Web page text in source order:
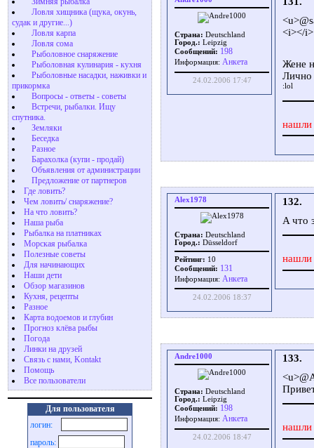
Ловля хищника (щука, окунь,
судак и другие...)
Ловля карпа
Ловля сома
Рыболовное снаряжение
Рыболовная кулинария - кухня
Рыболовные насадки, наживки и
прикормка
Вопросы - ответы - советы
Встречи, рыбалки. Ищу
спутника.
Земляки
Беседка
Разное
Барахолка (купи - продай)
Объявления от администрации
Предложение от партнеров
Где ловить?
Чем ловить/ снаряжение?
На что ловить?
Наша рыба
Рыбалка на платниках
Морская рыбалка
Полезные советы
Для начинающих
Наши дети
Обзор магазинов
Кухня, рецепты
Разное
Карта водоемов и глубин
Прогноз клёва рыбы
Погода
Линки на друзей
Связь с нами, Kontakt
Помощь
Все пользователи
Для пользователя
логин:
пароль:
Страна: Deutschland
Город.: Leipzig
Сообщений: 198
Информация: Aнкета
24.02.2006 17:47
<i></i>
Жене
Лично
нашли
Alex1978
Страна: Deutschland
Город.: Düsseldorf
Рейтинг: 10
Сообщений: 131
Информация: Aнкета
24.02.2006 18:37
132.
A что
нашли
Andre1000
Страна: Deutschland
Город.: Leipzig
Сообщений: 198
Информация: Aнкета
24.02.2006 18:47
133.
нашли